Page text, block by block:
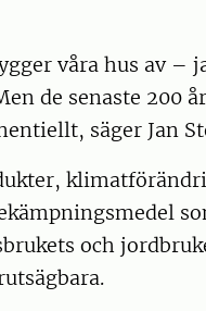
våra hus av –
de senaste 200
säger Jan
och